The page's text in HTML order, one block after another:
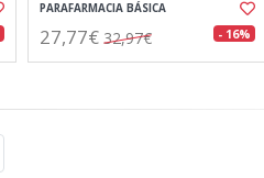
PARAFARMACIA BÁSICA
27,77€ 32,97€ - 16%